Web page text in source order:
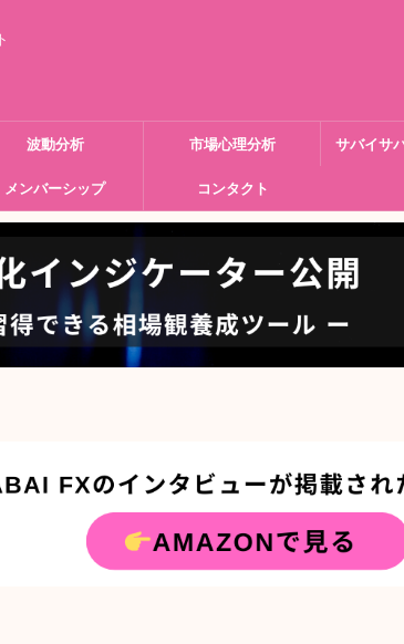
波動分析 市場心理分析 サバイサ
メンバーシップ コンタクト